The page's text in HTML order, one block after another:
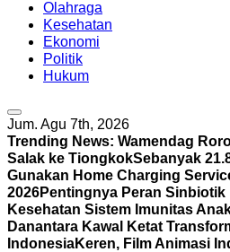
Olahraga
Kesehatan
Ekonomi
Politik
Hukum
Jum. Agu 7th, 2026
Trending News: Wamendag
Salak ke TiongkokSebanyak
Gunakan Home Charging
2026Pentingnya Peran
Kesehatan Sistem Imunitas
Danantara Kawal Ketat
IndonesiaKeren, Film Animasi